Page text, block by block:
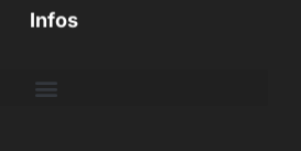
Infos